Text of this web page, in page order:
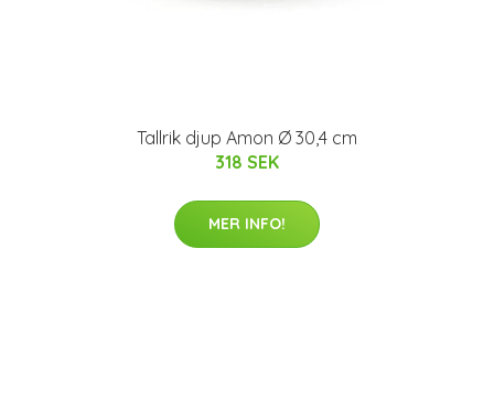
Tallrik djup Amon Ø 30,4 cm
318 SEK
MER INFO!